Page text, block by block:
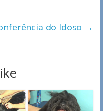
do Idoso →